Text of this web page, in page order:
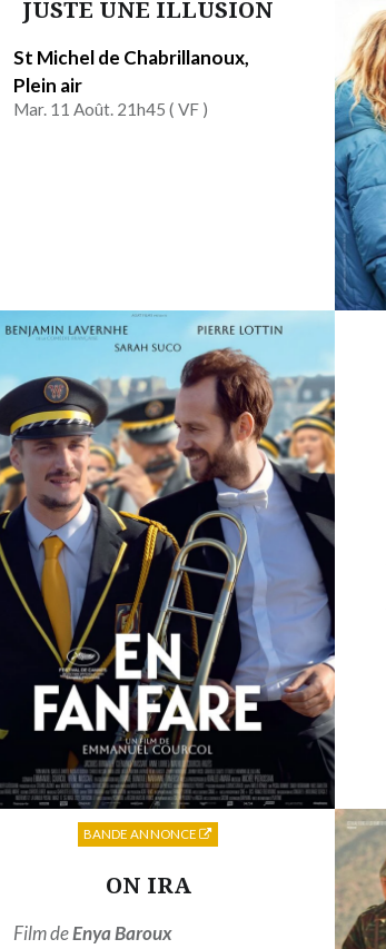
JUSTE UNE ILLUSION
St Michel de Chabrillanoux,
Plein air
Mar. 11 Août. 21h45 (VF )
ON IRA
Film deEnya Baroux
BANDE ANNONCE